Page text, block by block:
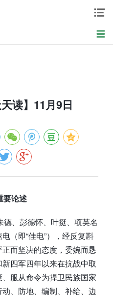
天读】11月9日
要论述
德、彭德怀、叶挺、项英名
（即“佳电”），经反复斟
而坚决的态度，委婉而恳
四军四年以来在抗战中取
服从命令为捍卫民族国家
、防地、编制、补给、边